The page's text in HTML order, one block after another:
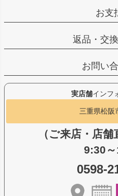
お支
返品・交
お問い
実店舗インフ
三重県松阪
（ご来店・店舗
9:30
0598-